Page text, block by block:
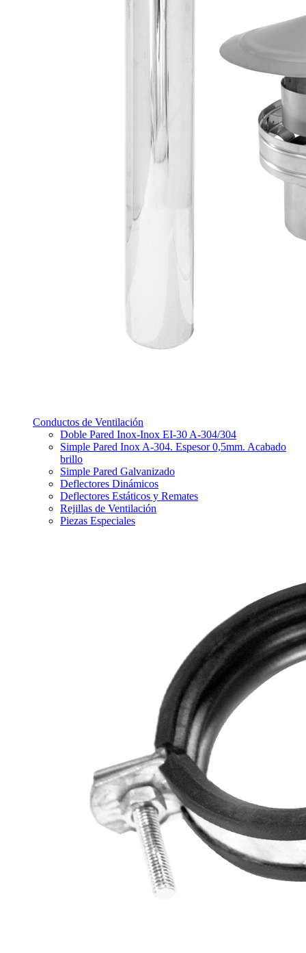
Conductos de Ventilación
Doble Pared Inox-Inox EI-30 A-304/304
Simple Pared Inox A-304. Espesor 0,5mm. Acabado
brillo
Simple Pared Galvanizado
Deflectores Dinámicos
Deflectores Estáticos y Remates
Rejillas de Ventilación
Piezas Especiales